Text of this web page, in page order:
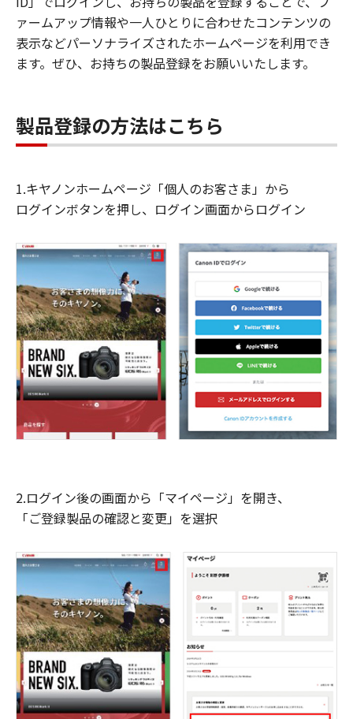
ァームアップ情報や一人ひとりに合わせたコンテンツの
表示などパーソナライズされたホームページを利用でき
ます。ぜひ、お持ちの製品登録をお願いいたします。
製品登録の方法はこちら
1.キヤノンホームページ「個人のお客さま」から
ログインボタンを押し、ログイン画面からログイン
2.ログイン後の画面から「マイページ」を開き、
「ご登録製品の確認と変更」を選択